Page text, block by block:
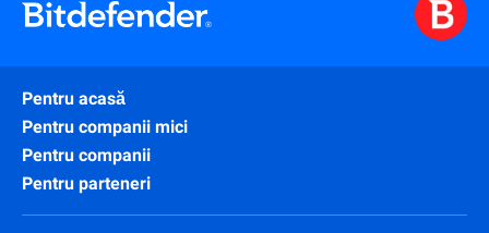
Pentru acasă
Pentru companii mici
Pentru companii
Pentru parteneri